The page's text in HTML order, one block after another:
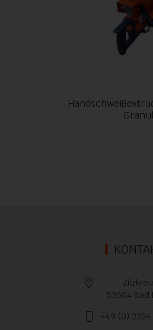
53604 Bad
+49 (0) 2224